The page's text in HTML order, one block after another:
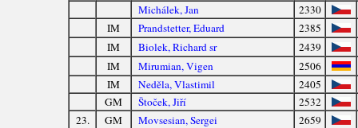
Michálek, Jan
2330
IM
Prandstetter, Eduard
2385
IM
Biolek, Richard sr
2439
IM
Mirumian, Vigen
2506
IM
Neděla, Vlastimil
2405
GM
Štoček, Jiří
2532
23.
GM Movsesian, Sergei
2659